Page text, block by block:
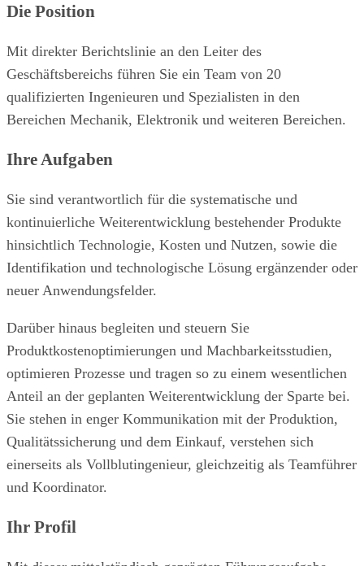
Die Position
Mit direkter Berichtslinie an den Leiter des
Geschäftsbereichs führen Sie ein Team von 20
qualifizierten Ingenieuren und Spezialisten in den
Bereichen Mechanik, Elektronik und weiteren Bereichen.
Ihre Aufgaben
Sie sind verantwortlich für die systematische und
kontinuierliche Weiterentwicklung bestehender Produkte
hinsichtlich Technologie, Kosten und Nutzen, sowie die
Identifikation und technologische Lösung ergänzender oder
neuer Anwendungsfelder.
Darüber hinaus begleiten und steuern Sie
Produktkostenoptimierungen und Machbarkeitsstudien,
optimieren Prozesse und tragen so zu einem wesentlichen
Anteil an der geplanten Weiterentwicklung der Sparte bei.
Sie stehen in enger Kommunikation mit der Produktion,
Qualitätssicherung und dem Einkauf, verstehen sich
einerseits als Vollblutingenieur, gleichzeitig als Teamführer
und Koordinator.
Ihr Profil